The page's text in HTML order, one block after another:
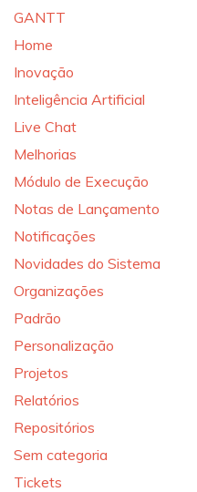
GANTT
Home
Inovação
Inteligência Artificial
Live Chat
Melhorias
Módulo de Execução
Notas de Lançamento
Notificações
Novidades do Sistema
Organizações
Padrão
Personalização
Projetos
Relatórios
Repositórios
Sem categoria
Tickets